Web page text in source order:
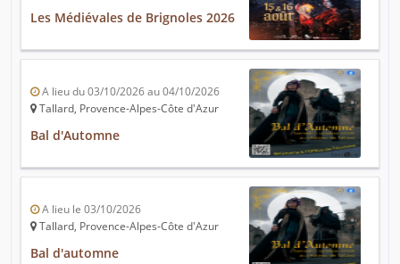
Les Médiévales de Brignoles 2026
A lieu du 03/10/2026 au 04/10/2026
Tallard, Provence-Alpes-Côte d'Azur
Bal d'Automne
A lieu le 03/10/2026
Tallard, Provence-Alpes-Côte d'Azur
Bal d'automne